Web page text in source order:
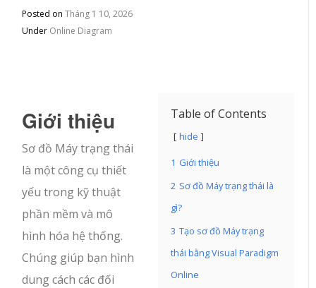
Posted onTháng 1 10, 2026
Under Online Diagram
Table of Contents
hide
1 Giới thiệu
2 Sơ đồ Máy trạng thái là
gì?
3 Tạo sơ đồ Máy trạng
thái bằng Visual Paradigm
Online
Giới thiệu
Sơ đồ Máy trạng thái
là một công cụ thiết
yếu trong kỹ thuật
phần mềm và mô
hình hóa hệ thống.
Chúng giúp bạn hình
dung cách các đối